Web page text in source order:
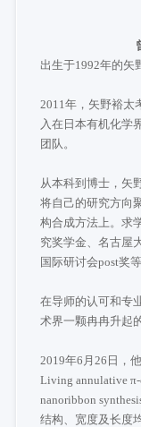
出生于1992年的矢
2011年，矢野裕太
入在日本有机化
团队。
从本科到博士，矢
将自己的研究方向
构合成方法上。求
究奖学金、名古屋
国际研讨会post奖
在导师的认可和专
术界一颗冉冉升起
2019年6月26日，
Living annulative
nanoribbon
结构、宽度及长度